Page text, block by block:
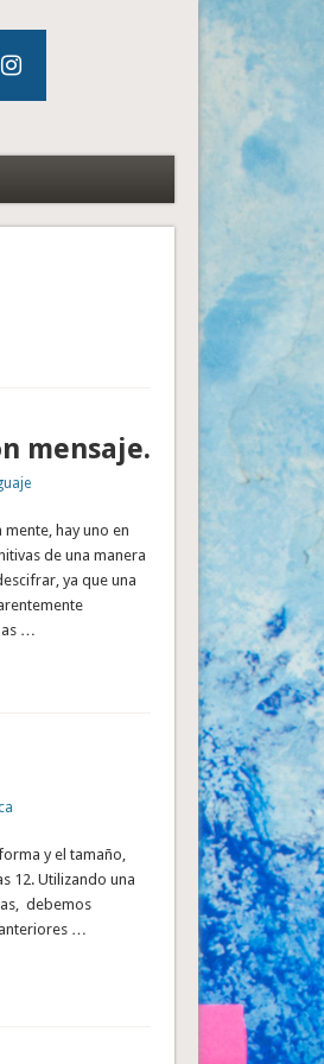
mensaje.
hay uno en
de una manera
ya que una
…
y el tamaño,
12. Utilizando una
debemos
…